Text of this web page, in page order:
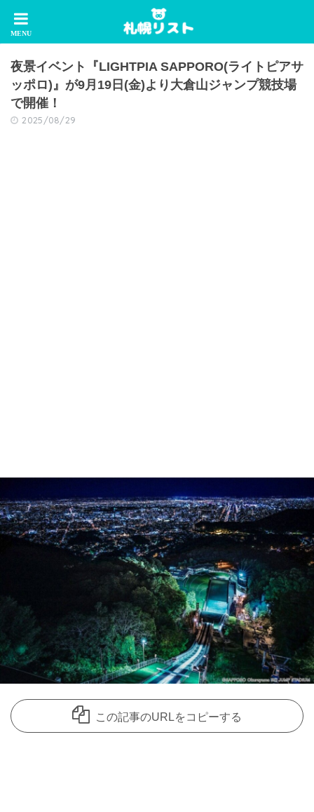
夜景イベント『LIGHTPIA SAPPORO(ライトピアサ
ッポロ)』が9月19日(金)より大倉山ジャンプ競技場
で開催！
2025/08/29
この記事のURLをコピーする